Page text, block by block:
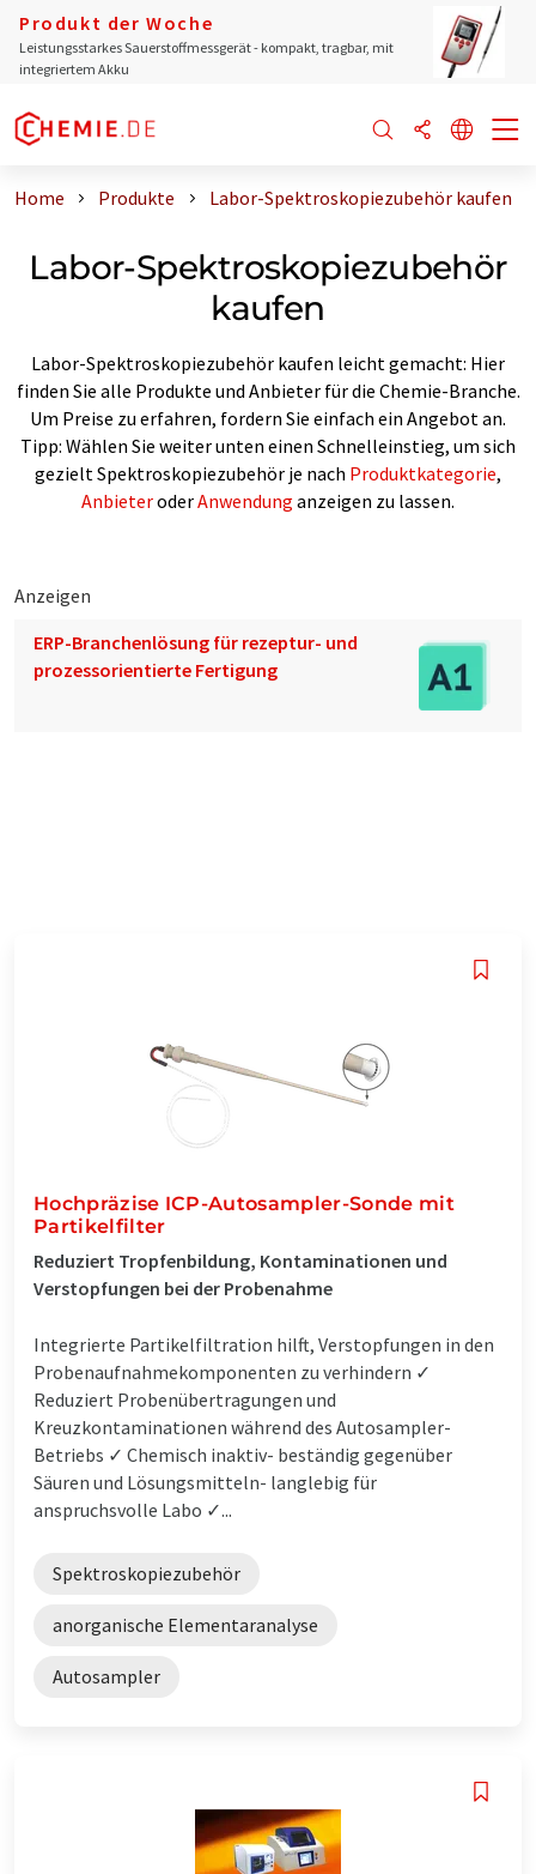
Produkt der Woche
Leistungsstarkes Sauerstoffmessgerät - kompakt, tragbar, mit
integriertem Akku
Home Produkte Labor-Spektroskopiezubehör kaufen
Labor-Spektroskopiezubehör
kaufen
Labor-Spektroskopiezubehör kaufen leicht gemacht: Hier
finden Sie alle Produkte und Anbieter für die Chemie-Branche.
Um Preise zu erfahren, fordern Sie einfach ein Angebot an.
Tipp: Wählen Sie weiter unten einen Schnelleinstieg, um sich
gezielt Spektroskopiezubehör je nach Produktkategorie,
AnbieteroderAnwendung anzeigen zu lassen.
Anzeigen
ERP-Branchenlösung für rezeptur- und
prozessorientierte Fertigung
Hochpräzise ICP-Autosampler-Sonde mit
Partikelfilter
Reduziert Tropfenbildung, Kontaminationen und
Verstopfungen bei der Probenahme
Integrierte Partikelfiltration hilft, Verstopfungen in den
Probenaufnahmekomponenten zu verhindern ✓
Reduziert Probenübertragungen und
Kreuzkontaminationen während des Autosampler-
Betriebs ✓ Chemisch inaktiv- beständig gegenüber
Säuren und Lösungsmitteln- langlebig für
anspruchsvolle Labo ✓...
Spektroskopiezubehör
anorganische Elementaranalyse
Autosampler